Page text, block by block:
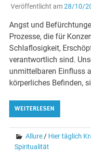
Veröffentlicht am28/10/
Angst und
Prozesse, die für
Schlaflosigkeit,
verantwortlich sind.
unmittelbaren Einfluss
körperliches Befinden,
WEITERLESEN
Allure / Hier täglich
Spiritualität